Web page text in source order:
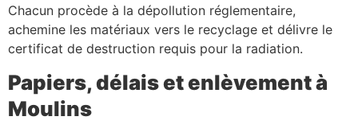
Chacun procède à la dépollution réglementaire,
achemine les matériaux vers le recyclage et délivre le
certificat de destruction requis pour la radiation.
Papiers, délais et enlèvement à
Moulins